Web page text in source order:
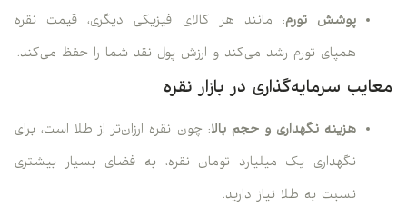
پوشش تورم: مانند هر کالای فیزیکی دیگری، قیمت نقره
همپای تورم رشد می‌کند و ارزش پول نقد شما را حفظ می‌کند.
معایب سرمایه‌گذاری در بازار نقره
هزینه نگهداری و حجم بالا: چون نقره ارزان‌تر از طلا است، برای
نگهداری یک میلیارد تومان نقره، به فضای بسیار بیشتری
نسبت به طلا نیاز دارید.